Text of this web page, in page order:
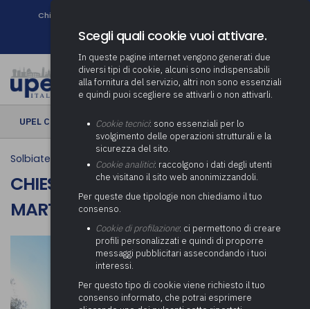
Chi siamo
Newsletter
UPEL CULTURA › Chiesa di Sant’Antonino Martire
Solbiate Olona
CHIESA DI SANT’ANTONINO
MARTIRE
Scegli quali cookie vuoi attivare.
In queste pagine internet vengono generati due
diversi tipi di cookie, alcuni sono indispensabili
alla fornitura del servizio, altri non sono essenziali
e quindi puoi scegliere se attivarli o non attivarli.
Cookie tecnici: sono essenziali per lo
svolgimento delle operazioni strutturali e la
sicurezza del sito.
Cookie analitici: raccolgono i dati degli utenti
che visitano il sito web anonimizzandoli.
Per queste due tipologie non chiediamo il tuo
consenso.
Cookie di profilazione: ci permettono di creare
profili personalizzati e quindi di proporre
messaggi pubblicitari assecondando i tuoi
interessi.
Per questo tipo di cookie viene richiesto il tuo
consenso informato, che potrai esprimere